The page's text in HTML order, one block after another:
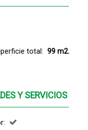
total: 99 m2.
Y SERVICIOS